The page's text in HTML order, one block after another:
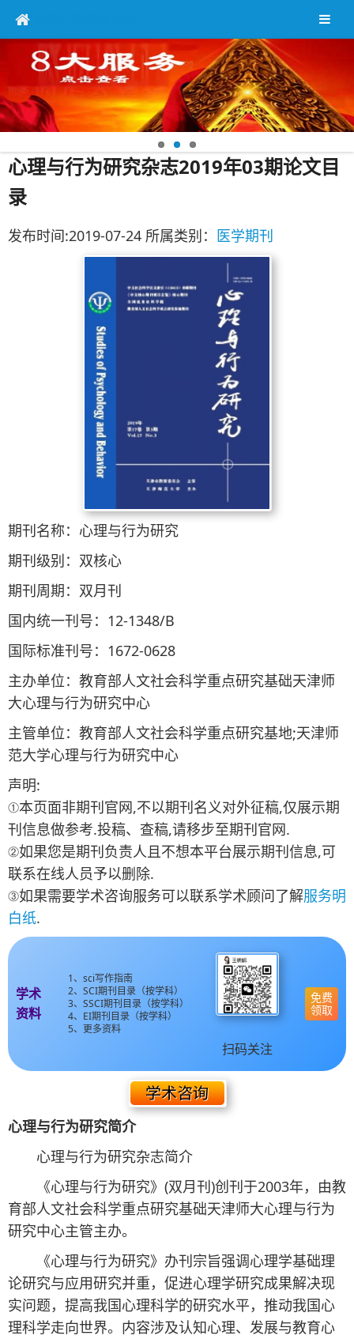
中英文核心期刊咨询网
心理与行为研究杂志2019年03期论文目
录
发布时间:2019-07-24 所属类别： 医学期刊
期刊名称：心理与行为研究
期刊级别：双核心
期刊周期：双月刊
国内统一刊号：12-1348/B
国际标准刊号：1672-0628
主办单位：教育部人文社会科学重点研究基础天津师
大心理与行为研究中心
主管单位：教育部人文社会科学重点研究基地;天津师
范大学心理与行为研究中心
声明:
①本页面非期刊官网,不以期刊名义对外征稿,仅展示期
刊信息做参考.投稿、查稿,请移步至期刊官网.
②如果您是期刊负责人且不想本平台展示期刊信息,可
联系在线人员予以删除.
③如果需要学术咨询服务可以联系学术顾问了解服务明
白纸.
学术
资料
1、sci写作指南
2、SCI期刊目录（按学科）
3、SSCI期刊目录（按学科）
4、EI期刊目录（按学科）
5、更多资料
扫码关注
免费
领取
心理与行为研究简介
心理与行为研究杂志简介
《心理与行为研究》(双月刊)创刊于2003年，由教
育部人文社会科学重点研究基础天津师大心理与行为
研究中心主管主办。
《心理与行为研究》办刊宗旨强调心理学基础理
论研究与应用研究并重，促进心理学研究成果解决现
实问题，提高我国心理科学的研究水平，推动我国心
理科学走向世界。内容涉及认知心理、发展与教育心